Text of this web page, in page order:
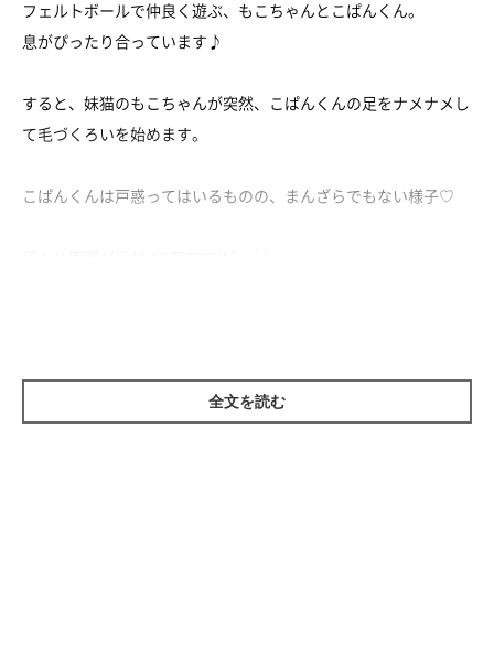
フェルトボールで仲良く遊ぶ、もこちゃんとこぱんくん。
息がぴったり合っています♪
すると、妹猫のもこちゃんが突然、こぱんくんの足をナメナメし
て毛づくろいを始めます。
こぱんくんは戸惑ってはいるものの、まんざらでもない様子♡
全文を読む